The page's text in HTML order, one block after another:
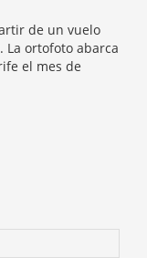
de un vuelo
La ortofoto abarca
el mes de